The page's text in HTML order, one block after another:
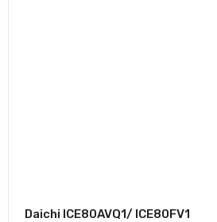
Daichi ICE80AVQ1/ ICE80FV1